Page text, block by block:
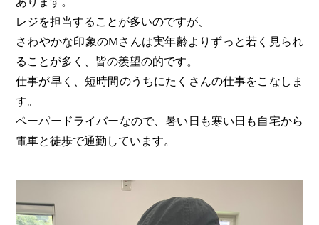
レジを担当することが多いのですが、
さわやかな印象のMさんは実年齢よりずっと若く見られ
ることが多く、皆の羨望の的です。
仕事が早く、短時間のうちにたくさんの仕事をこなしま
す。
ペーパードライバーなので、暑い日も寒い日も自宅から
電車と徒歩で通勤しています。